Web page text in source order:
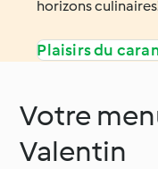
horizons
Plaisirs du
Votre
Valentin